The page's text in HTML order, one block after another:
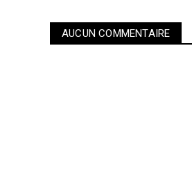
AUCUN COMMENTAIRE